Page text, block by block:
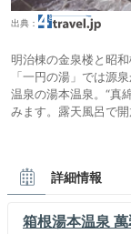
出典：
明治棟の金泉楼と昭
「一円の湯」では源
温泉の湯本温泉。“真
みます。露天風呂で
詳細情報
箱根湯本温泉